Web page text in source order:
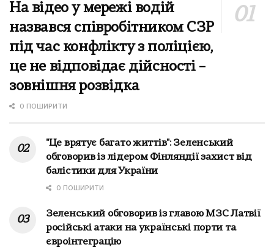
На відео у мережі водій
назвався співробітником СЗР
під час конфлікту з поліцією,
це не відповідає дійсності –
зовнішня розвідка
0 ПОШИРИТИ
"Це врятує багато життів": Зеленський
обговорив із лідером Фінляндії захист від
балістики для України
0 ПОШИРИТИ
Зеленський обговорив із главою МЗС Латвії
російські атаки на українські порти та
євроінтеграцію